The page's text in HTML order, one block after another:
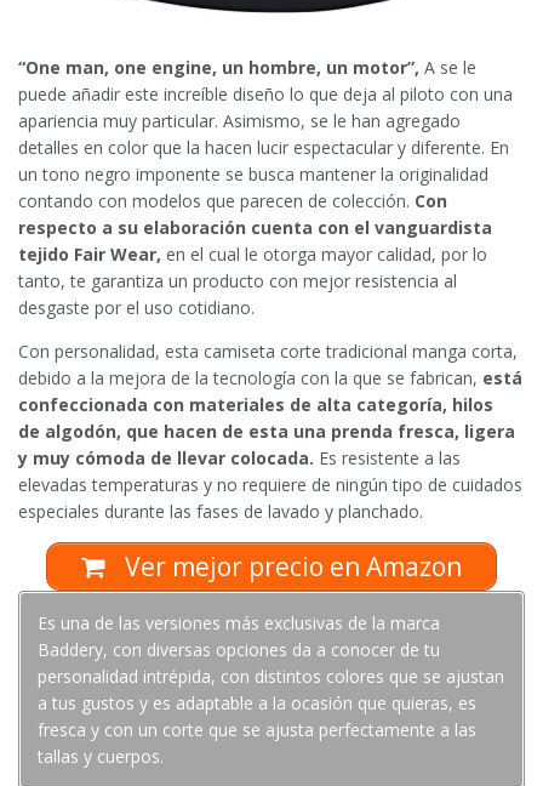
“One man, one engine, un hombre, un motor”, A se le
puede añadir este increíble diseño lo que deja al piloto con una
apariencia muy particular. Asimismo, se le han agregado
detalles en color que la hacen lucir espectacular y diferente. En
un tono negro imponente se busca mantener la originalidad
contando con modelos que parecen de colección. Con
respecto a su elaboración cuenta con el vanguardista
tejido Fair Wear, en el cual le otorga mayor calidad, por lo
tanto, te garantiza un producto con mejor resistencia al
desgaste por el uso cotidiano.
Con personalidad, esta camiseta corte tradicional manga corta,
debido a la mejora de la tecnología con la que se fabrican, está
confeccionada con materiales de alta categoría, hilos
de algodón, que hacen de esta una prenda fresca, ligera
y muy cómoda de llevar colocada. Es resistente a las
elevadas temperaturas y no requiere de ningún tipo de cuidados
especiales durante las fases de lavado y planchado.
Ver mejor precio en Amazon
Es una de las versiones más exclusivas de la marca
Baddery, con diversas opciones da a conocer de tu
personalidad intrépida, con distintos colores que se ajustan
a tus gustos y es adaptable a la ocasión que quieras, es
fresca y con un corte que se ajusta perfectamente a las
tallas y cuerpos.